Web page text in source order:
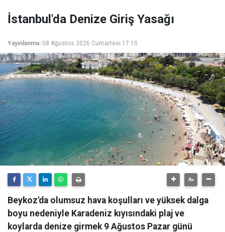
İstanbul'da Denize Giriş Yasağı
Yayınlanma: 08 Ağustos 2026 Cumartesi 17:10
Beykoz'da olumsuz hava koşulları ve yüksek dalga
boyu nedeniyle Karadeniz kıyısındaki plaj ve
koylarda denize girmek 9 Ağustos Pazar günü